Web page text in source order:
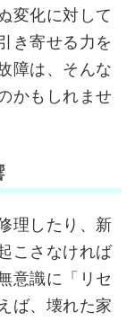
変化に対して
き寄せる力を
障は、そんな
かもしれませ
理したり、新
こさなければ
意識に「リセ
ば、壊れた家